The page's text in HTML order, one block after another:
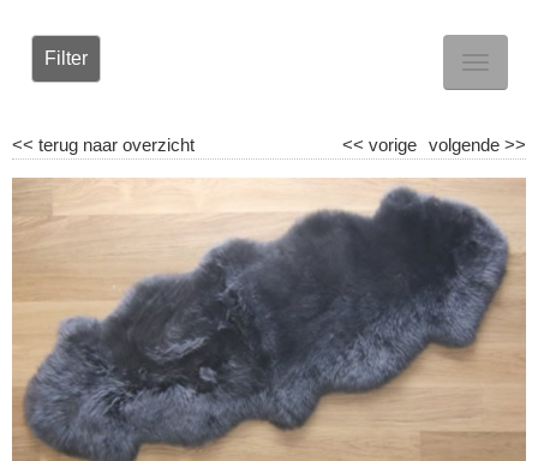
Filter
<< terug naar overzicht volgende >>
<< vorige